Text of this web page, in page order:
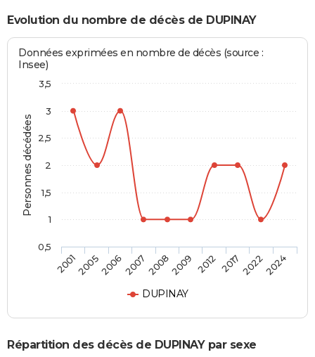
Evolution du nombre de décès de DUPINAY
Personnes décédées
Données exprimées en nombre de décès (source :
Insee)
DUPINAY
200120052006200720082009 2012 201720222024
0,5
1
1,5
2
2,5
3
3,5
Répartition des décès de DUPINAY par sexe